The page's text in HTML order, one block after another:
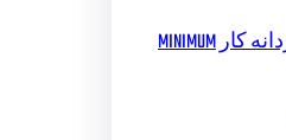
بذرکار، کودکار، ریزدانه کار MINIMUM